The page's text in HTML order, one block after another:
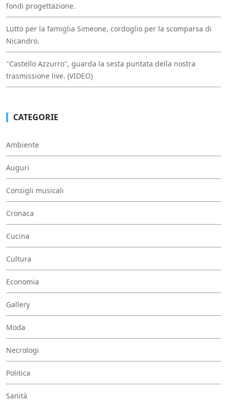
fondi progettazione.
Lutto per la famiglia Simeone, cordoglio per la scomparsa di
Nicandro.
"Castello Azzurro", guarda la sesta puntata della nostra
trasmissione live. (VIDEO)
CATEGORIE
Ambiente
Auguri
Consigli musicali
Cronaca
Cucina
Cultura
Economia
Gallery
Moda
Necrologi
Politica
Sanità